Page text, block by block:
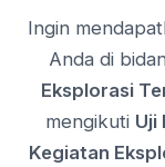
Ingin
Anda di
Eksplorasi
mengikuti Uji
Kegiatan